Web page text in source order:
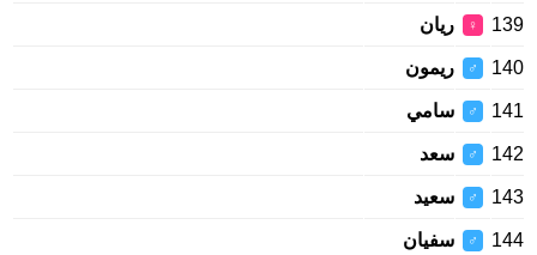
139
♀ ريان
140
♂ ريمون
141
♂ سامي
142
♂ سعد
143
♂ سعيد
144
♂ سفيان